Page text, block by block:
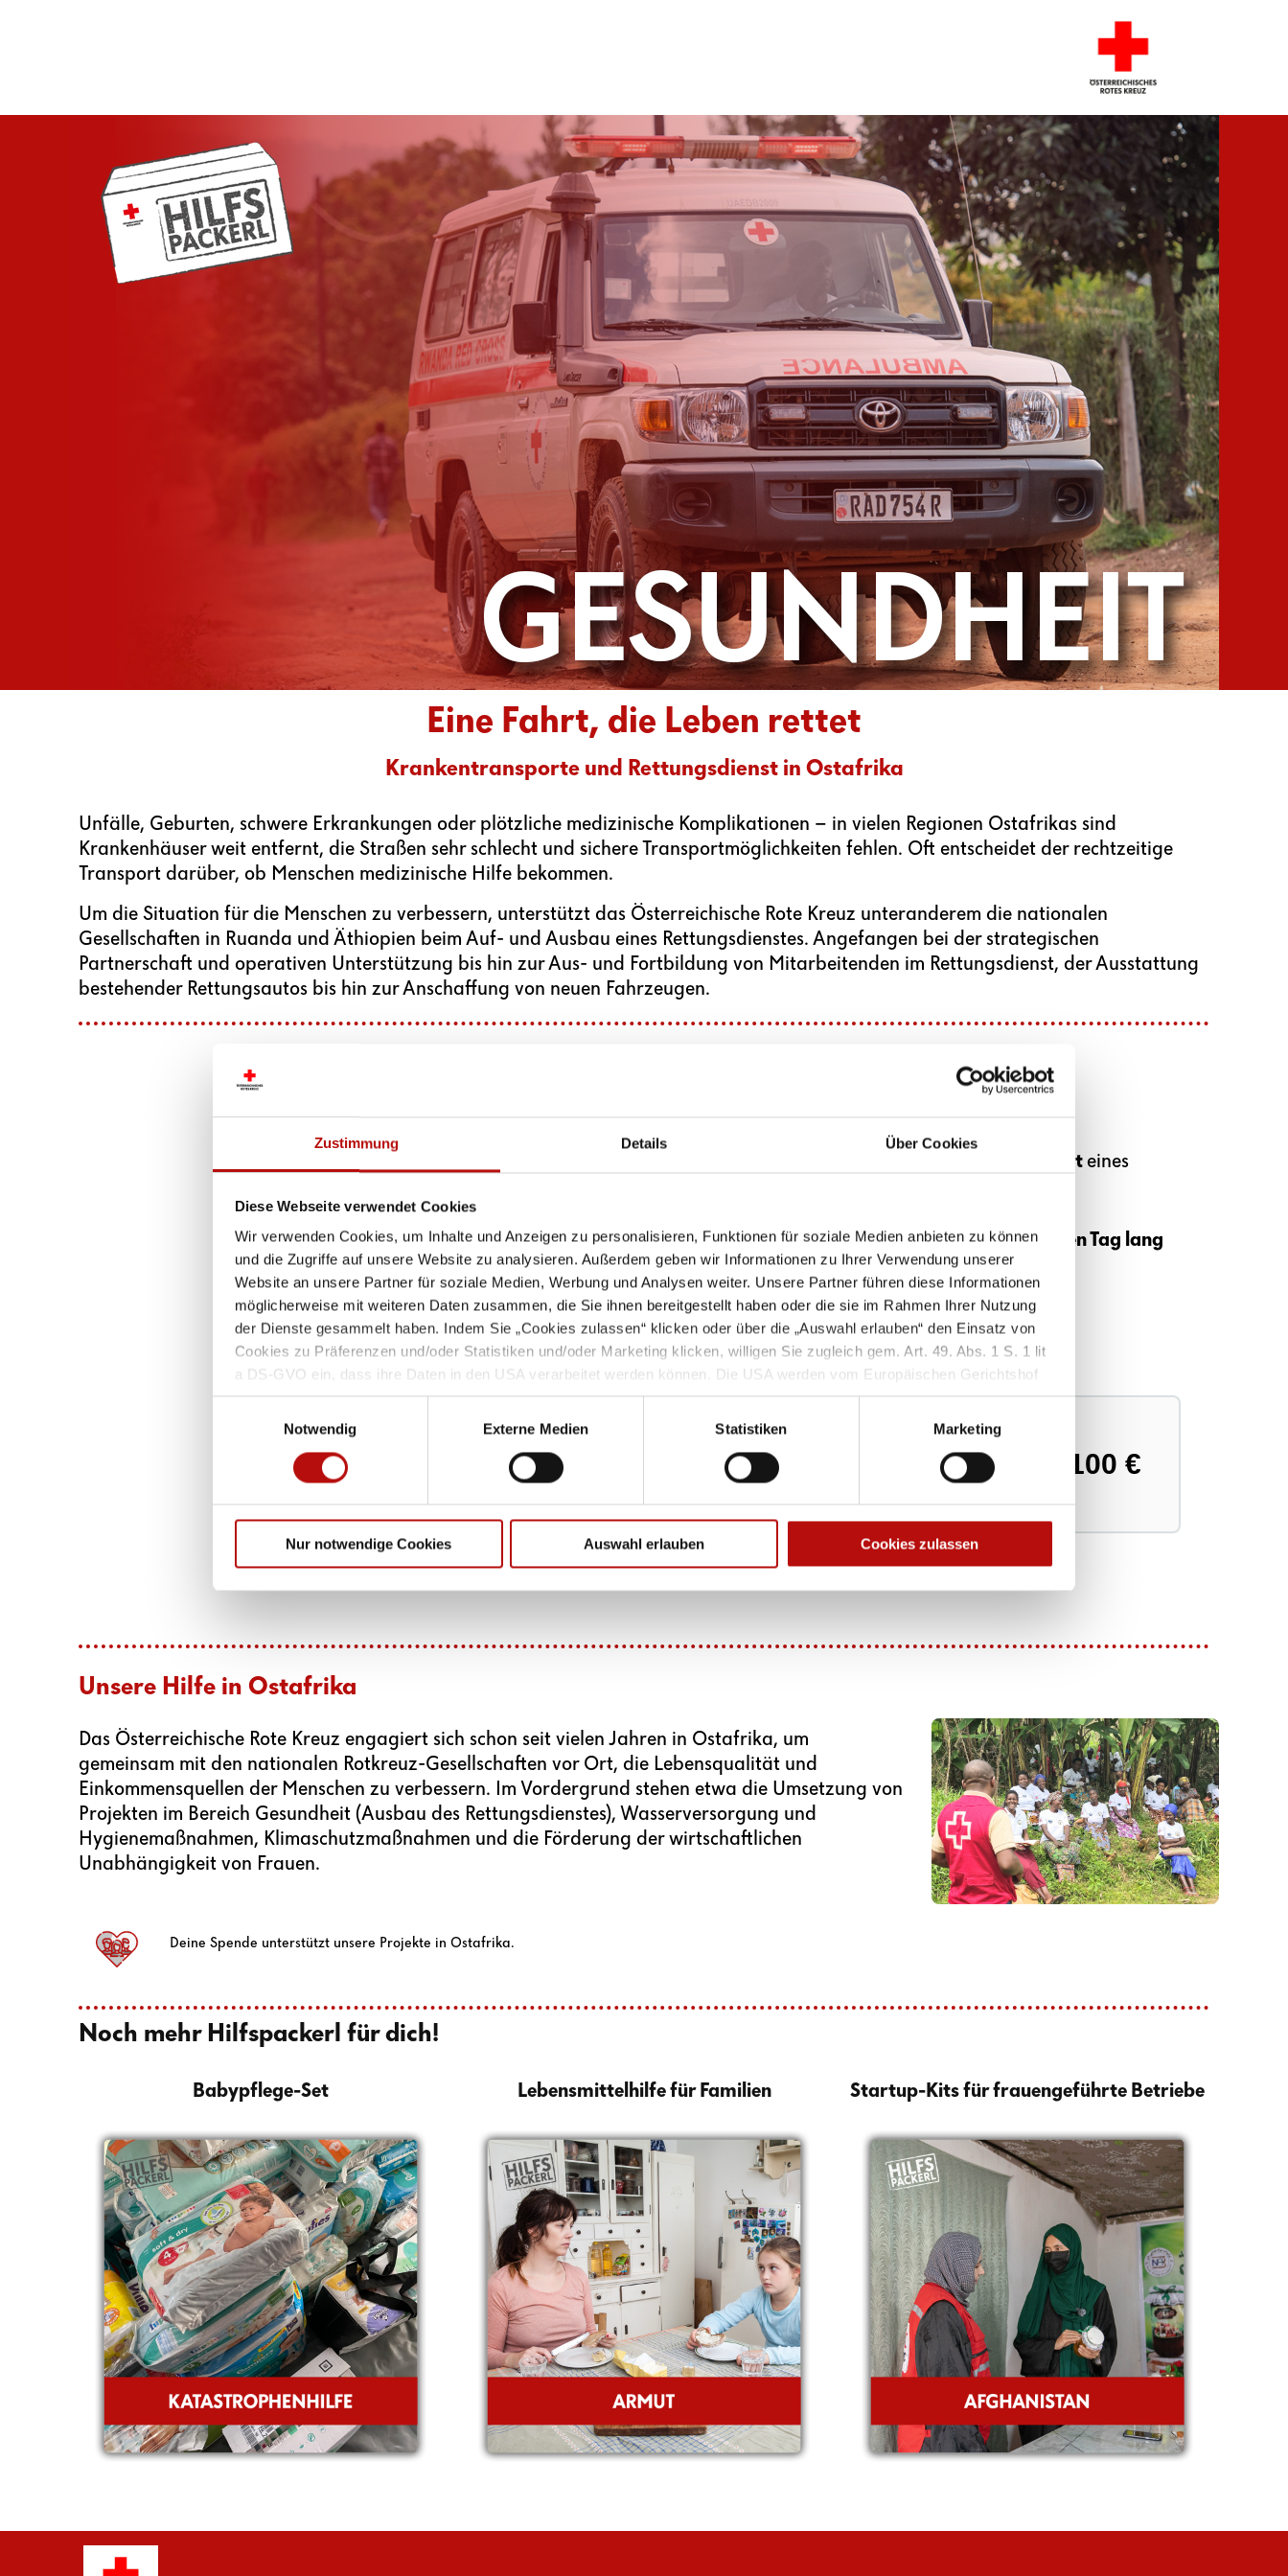
Zustimmung Details Über Cookies
Diese Webseite verwendet Cookies
Wir verwenden Cookies, um Inhalte und Anzeigen zu personalisieren, Funktionen für soziale Medien anbieten zu können
und die Zugriffe auf unsere Website zu analysieren. Außerdem geben wir Informationen zu Ihrer Verwendung unserer
Website an unsere Partner für soziale Medien, Werbung und Analysen weiter. Unsere Partner führen diese Informationen
möglicherweise mit weiteren Daten zusammen, die Sie ihnen bereitgestellt haben oder die sie im Rahmen Ihrer Nutzung
der Dienste gesammelt haben. Indem Sie „Cookies zulassen“ klicken oder über die „Auswahl erlauben“ den Einsatz von
Cookies zu Präferenzen und/oder Statistiken und/oder Marketing klicken, willigen Sie zugleich gem. Art. 49. Abs. 1 S. 1 lit
a DS-GVO ein, dass ihre Daten in den USA verarbeitet werden können. Die USA werden vom Europäischen Gerichtshof
als Staat mit nach EU-Standards unzureichendem Datenschutzniveau eingestuft. Dies resultiert insbesondere aus dem
Risiko, dass Ihre Daten als Betroffene_r durch U.S. Behörden, zu Kontroll- und Überwachungszwecken verarbeitet
eine solche Verarbeitung verhindern möchten, klicken Sie die Schaltfläche „Nur notwendige Cookies verwenden“. Weitere
Notwendig
Externe Medien Statistiken Marketing
Nur notwendige Cookies Auswahl erlauben Cookies zulassen
Eine Fahrt, die Leben rettet
Krankentransporte und Rettungsdienst in Ostafrika
Unfälle, Geburten, schwere Erkrankungen oder plötzliche medizinische Komplikationen – in vielen Regionen Ostafrikas sind
Krankenhäuser weit entfernt, die Straßen sehr schlecht und sichere Transportmöglichkeiten fehlen. Oft entscheidet der rechtzeitige
Transport darüber, ob Menschen medizinische Hilfe bekommen.
Um die Situation für die Menschen zu verbessern, unterstützt das Österreichische Rote Kreuz unteranderem die nationalen
Gesellschaften in Ruanda und Äthiopien beim Auf- und Ausbau eines Rettungsdienstes. Angefangen bei der strategischen
Partnerschaft und operativen Unterstützung bis hin zur Aus- und Fortbildung von Mitarbeitenden im Rettungsdienst, der Ausstattung
bestehender Rettungsautos bis hin zur Anschaffung von neuen Fahrzeugen.
25 €tragen zuTreibstoff- und Fahrkostenbei.
Krankentransport eines
100 €tragen dazu bei, ein Rettungsfahrzeug
einen Tag lang
einsatzbereitzu halten.
Wähle dein Hilfspackerl:
25 € 45 €
Am beliebtesten
100 €
Unsere Hilfe in Ostafrika
Das Österreichische Rote Kreuz engagiert sich schon seit vielen Jahren in Ostafrika, um
gemeinsam mit den nationalen Rotkreuz-Gesellschaften vor Ort, die Lebensqualität und
Einkommensquellen der Menschen zu verbessern. Im Vordergrund stehen etwa die Umsetzung von
Projekten im Bereich Gesundheit (Ausbau des Rettungsdienstes), Wasserversorgung und
Hygienemaßnahmen, Klimaschutzmaßnahmen und die Förderung der wirtschaftlichen
Unabhängigkeit von Frauen.
Deine Spende unterstützt unsere Projekte in Ostafrika.
Noch mehr Hilfspackerl für dich!
Babypflege-Set Lebensmittelhilfe für Familien Startup-Kits für frauengeführte Betriebe